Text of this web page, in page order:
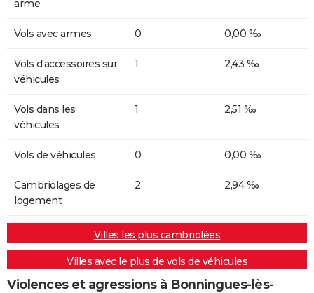
arme
Vols avec armes 0 0,00 ‰
Vols d'accessoires sur
véhicules
1 2,43 ‰
Vols dans les
véhicules
1 2,51 ‰
Vols de véhicules 0 0,00 ‰
Cambriolages de
logement
2 2,94 ‰
Villes les plus cambriolées
Villes avec le plus de vols de véhicules
Violences et agressions à Bonningues-lès-